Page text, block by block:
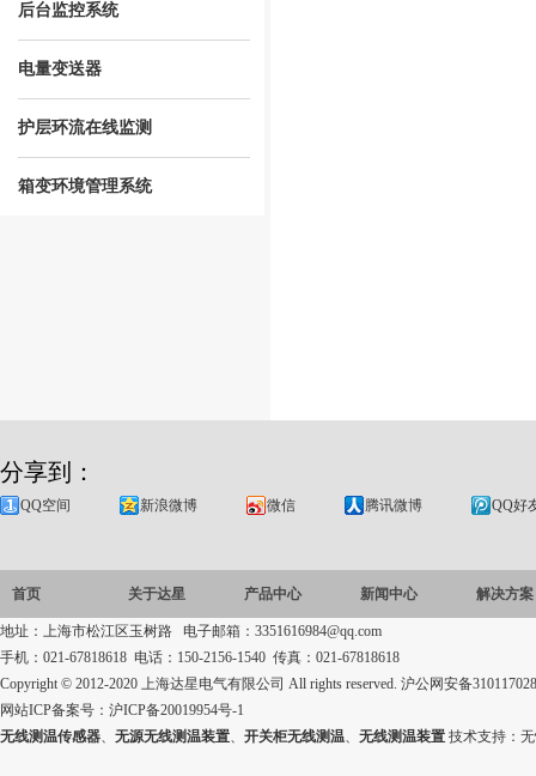
后台监控系统
电量变送器
护层环流在线监测
箱变环境管理系统
分享到：
QQ空间 新浪微博 微信 腾讯微博 QQ好
首页 关于达星 产品中心 新闻中心 解决方案
地址：上海市松江区玉树路 电子邮箱：3351616984@qq.com
手机：021-67818618 电话：150-2156-1540 传真：021-67818618
Copyright © 2012-2020 上海达星电气有限公司 All rights reserved. 沪公网安备
网站ICP备案号： 沪ICP备20019954号-1
无线测温传感器、 无源无线测温装置、 开关柜无线测温、 无线测温装置 技术支持：